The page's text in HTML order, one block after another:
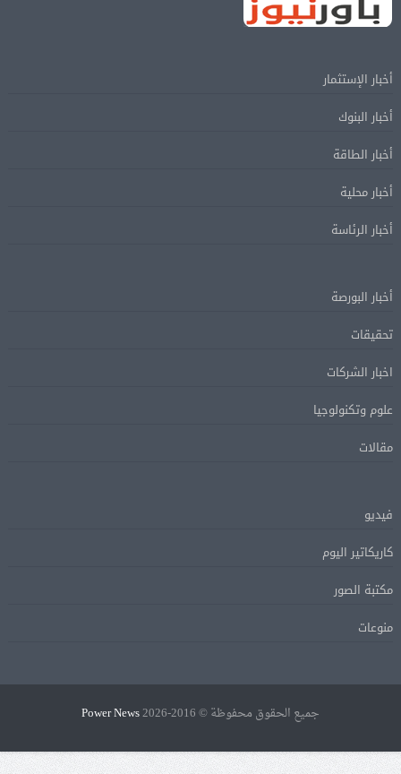
أخبار الإستثمار
أخبار البنوك
أخبار الطاقة
أخبار محلية
أخبار الرئاسة
أخبار البورصة
تحقيقات
اخبار الشركات
علوم وتكنولوجيا
مقالات
فيديو
كاريكاتير اليوم
مكتبة الصور
منوعات
جميع الحقوق محفوظة © 2016-2026 Power News